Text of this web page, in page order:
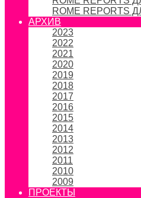
ROME REPORTS
АРХИВ
2023
2022
2021
2020
2019
2018
2017
2016
2015
2014
2013
2012
2011
2010
2009
ПРОЕКТЫ